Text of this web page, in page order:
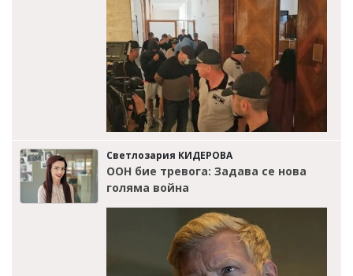
Светлозария КИДЕРОВА
ООН бие тревога: Задава се нова
голяма война